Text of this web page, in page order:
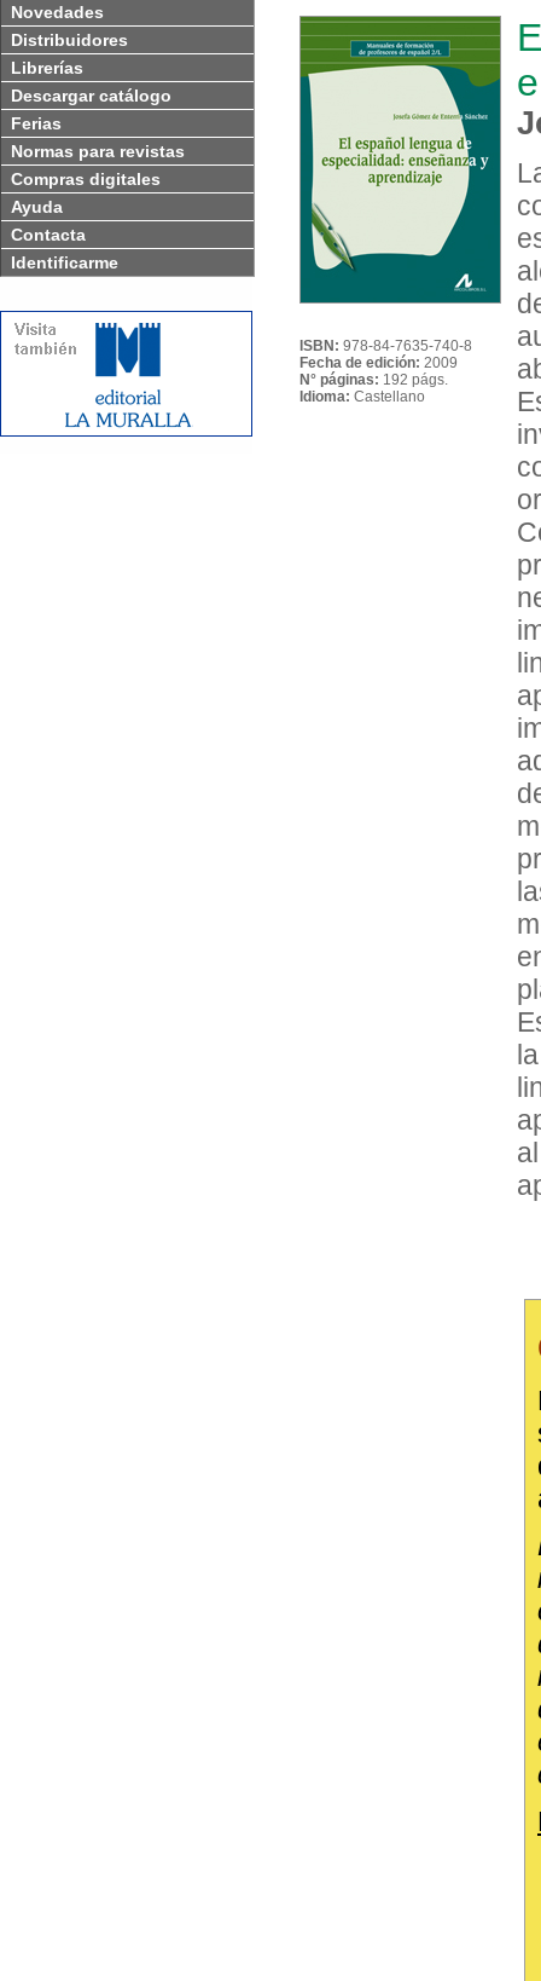
Novedades
Distribuidores
Librerías
Descargar catálogo
Ferias
Normas para revistas
Compras digitales
Ayuda
Contacta
Identificarme
ISBN: 978-84-7635-740-8
Fecha de edición: 2009
N° páginas: 192 págs.
Idioma: Castellano